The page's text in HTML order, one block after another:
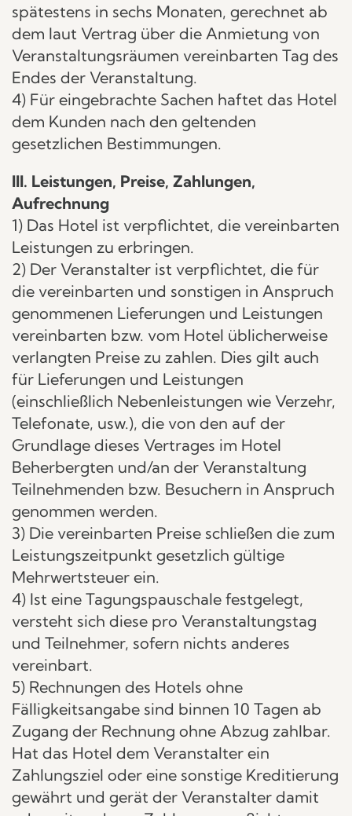
spätestens in sechs Monaten, gerechnet ab
dem laut Vertrag über die Anmietung von
Veranstaltungsräumen vereinbarten Tag des
Endes der Veranstaltung.
4) Für eingebrachte Sachen haftet das Hotel
dem Kunden nach den geltenden
gesetzlichen Bestimmungen.
III. Leistungen, Preise, Zahlungen,
Aufrechnung
1) Das Hotel ist verpflichtet, die vereinbarten
Leistungen zu erbringen.
2) Der Veranstalter ist verpflichtet, die für
die vereinbarten und sonstigen in Anspruch
genommenen Lieferungen und Leistungen
vereinbarten bzw. vom Hotel üblicherweise
verlangten Preise zu zahlen. Dies gilt auch
für Lieferungen und Leistungen
(einschließlich Nebenleistungen wie Verzehr,
Telefonate, usw.), die von den auf der
Grundlage dieses Vertrages im Hotel
Beherbergten und/an der Veranstaltung
Teilnehmenden bzw. Besuchern in Anspruch
genommen werden.
3) Die vereinbarten Preise schließen die zum
Leistungszeitpunkt gesetzlich gültige
Mehrwertsteuer ein.
4) Ist eine Tagungspauschale festgelegt,
versteht sich diese pro Veranstaltungstag
und Teilnehmer, sofern nichts anderes
vereinbart.
5) Rechnungen des Hotels ohne
Fälligkeitsangabe sind binnen 10 Tagen ab
Zugang der Rechnung ohne Abzug zahlbar.
Hat das Hotel dem Veranstalter ein
Zahlungsziel oder eine sonstige Kreditierung
gewährt und gerät der Veranstalter damit